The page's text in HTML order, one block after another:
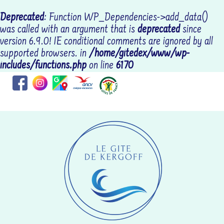
Deprecated: Function WP_Dependencies->add_data()
was called with an argument that is deprecatedsince
version 6.9.0! IE conditional comments are ignored by all
supported browsers. in/home/gitedex/www/wp-
includes/functions.php on line 6170